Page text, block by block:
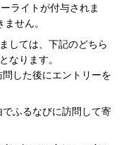
ライトが付与されま
せん。
しては、下記のどちら
なります。
した後にエントリーを
ふるなびに訪問して寄